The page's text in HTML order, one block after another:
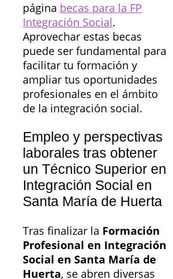
página becas para la FP
Integración Social.
Aprovechar estas becas
puede ser fundamental para
facilitar tu formación y
ampliar tus oportunidades
profesionales en el ámbito
de la integración social.
Empleo y perspectivas
laborales tras obtener
un Técnico Superior en
Integración Social en
Santa María de Huerta
Tras finalizar la Formación
Profesional en Integración
Social en Santa María de
Huerta, se abren diversas